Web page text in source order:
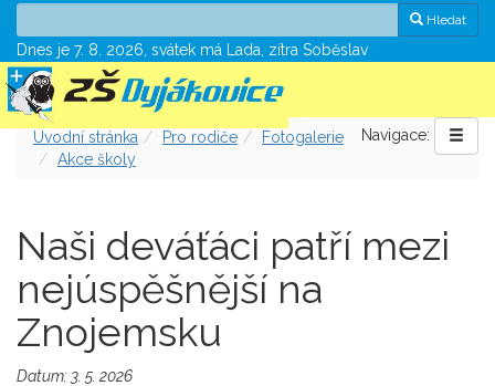
Hledat
Dnes je 7. 8. 2026, svátek má Lada, zítra Soběslav
Navigace:
Úvodní stránka Pro rodiče
Fotogalerie
Akce školy
Naši deváťáci patří mezi
nejúspěšnější na
Znojemsku
Datum: 3. 5. 2026